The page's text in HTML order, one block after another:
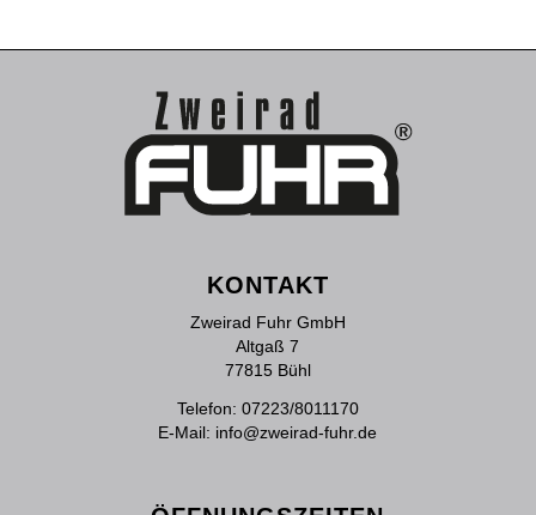
KONTAKT
Zweirad Fuhr GmbH
Altgaß 7
77815 Bühl
Telefon: 07223/8011170
E-Mail: info@zweirad-fuhr.de